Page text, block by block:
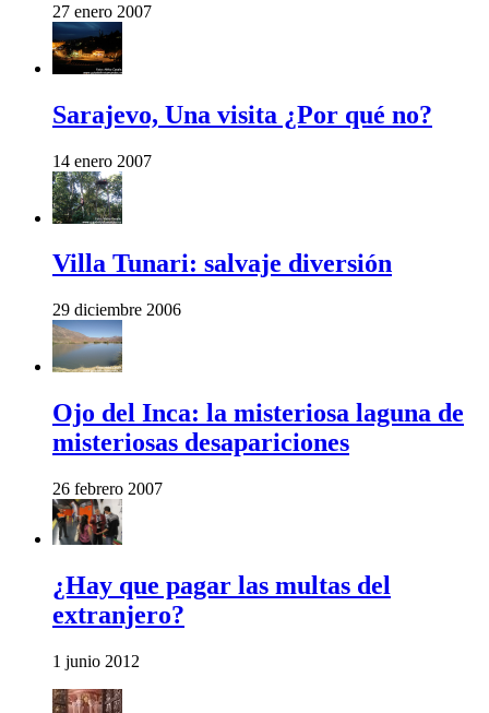
27 enero 2007
Sarajevo, Una visita ¿Por qué no?
14 enero 2007
Villa Tunari: salvaje diversión
29 diciembre 2006
Ojo del Inca: la misteriosa laguna de
misteriosas desapariciones
26 febrero 2007
¿Hay que pagar las multas del
extranjero?
1 junio 2012